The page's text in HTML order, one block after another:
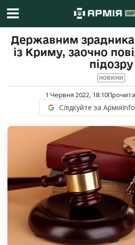
Державним
із Криму, заочно
підозру
НОВИНИ
1 Червня 2022, 18:10
Слідкуйте за